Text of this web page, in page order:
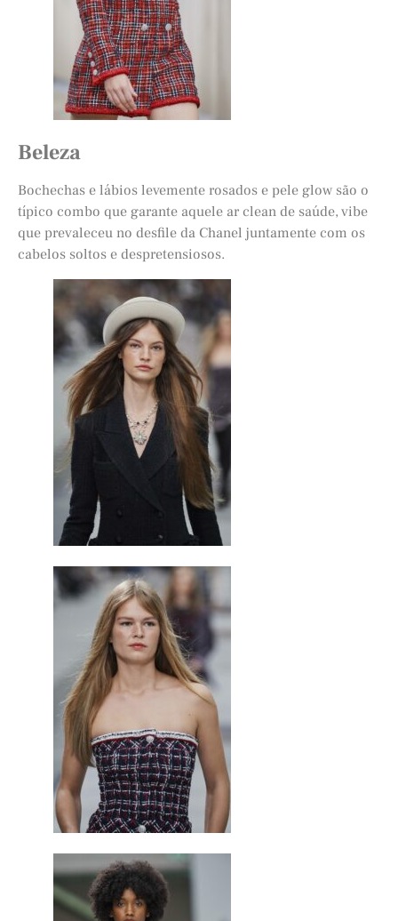
Beleza
Bochechas e lábios levemente rosados e pele glow são o
típico combo que garante aquele ar clean de saúde, vibe
que prevaleceu no desfile da Chanel juntamente com os
cabelos soltos e despretensiosos.